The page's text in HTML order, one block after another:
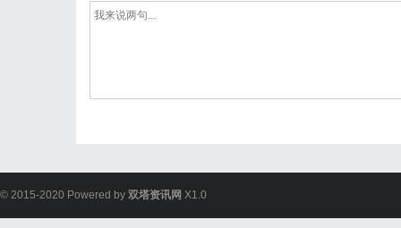
© 2015-2020 Powered by 双塔资讯网 X1.0